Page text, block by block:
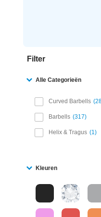
Filter
Alle Categorieën
Curved Barbells
Barbells 317
Helix & Tragus 1
Kleuren